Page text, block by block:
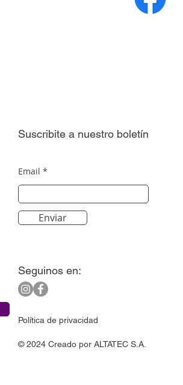
Suscribite a nuestro boletín
Email
Enviar
Seguinos en:
Política de privacidad
© 2024 Creado por ALTATEC S.A.